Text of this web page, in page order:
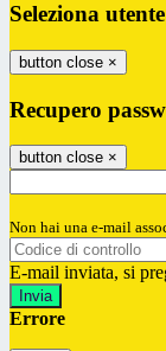
Seleziona utente
button close ×
Recupero
button close ×
Non hai una e-mail
E-mail inviata, si
Errore